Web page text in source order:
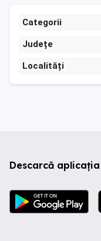
Categorii
Județe
Localități
Descarcă